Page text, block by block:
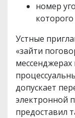
номер
Устные
«зайти
допускает
электронной
предоставил